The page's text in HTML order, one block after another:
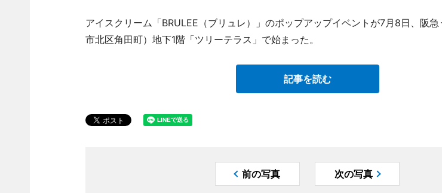
アイスクリーム「BRULEE（ブリュレ）」のポップアップイベントが7月8日、阪
市北区角田町）地下1階「ツリーテラス」で始まった。
記事を読む
前の写真 次の写真